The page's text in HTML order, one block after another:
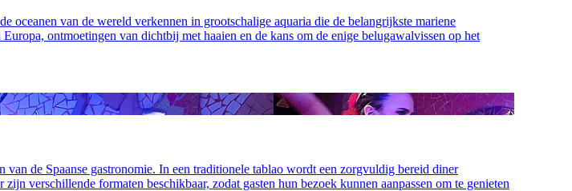
oceanen van de wereld verkennen in grootschalige aquaria die de belangrijkste mariene
ontmoetingen van dichtbij met haaien en de kans om de enige belugawalvissen op het
de Spaanse gastronomie. In een traditionele tablao wordt een zorgvuldig bereid diner
verschillende formaten beschikbaar, zodat gasten hun bezoek kunnen aanpassen om te genieten